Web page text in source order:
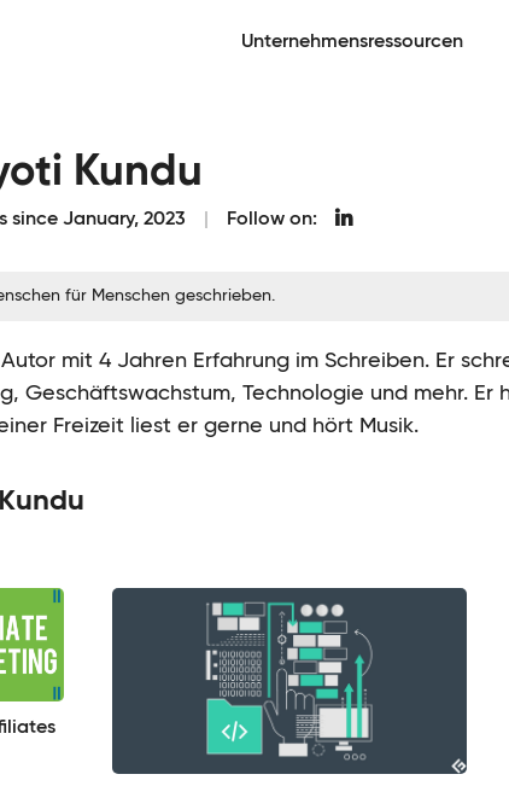
Unternehmensressourcen
Kundu
since January, 2023 Follow on:
für Menschen geschrieben.
mit 4 Jahren Erfahrung im Schreiben. Er
Geschäftswachstum, Technologie und mehr. Er
Freizeit liest er gerne und hört Musik.